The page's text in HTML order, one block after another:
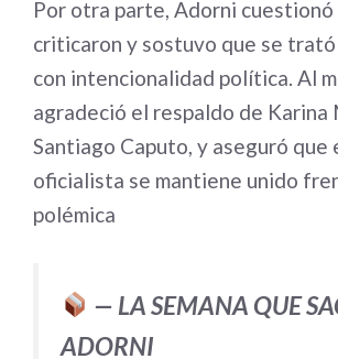
Por otra parte, Adorni cuestionó
criticaron y sostuvo que se
con intencionalidad política. Al
agradeció el respaldo de Karina
Santiago Caputo, y aseguró que
oficialista se mantiene unido
polémica
— LA SEMANA QUE
ADORNI